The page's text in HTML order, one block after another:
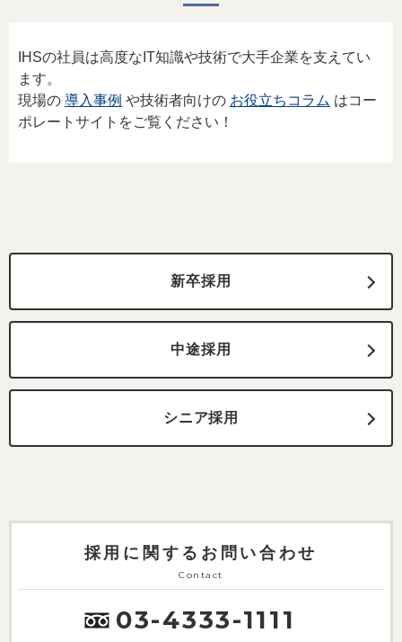
IHSの社員は高度なIT知識や技術で大手企業を支えてい
ます。
現場の 導入事例 や技術者向けの お役立ちコラム はコー
ポレートサイトをご覧ください！
新卒採用
中途採用
シニア採用
採用に関するお問い合わせ
Contact
03-4333-1111